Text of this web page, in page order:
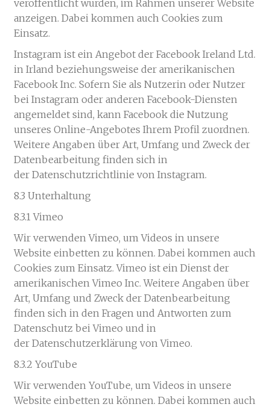
veröffentlicht wurden, im Rahmen unserer Website
anzeigen. Dabei kommen auch Cookies zum
Einsatz.
Instagram ist ein Angebot der Facebook Ireland Ltd.
in Irland beziehungsweise der amerikanischen
Facebook Inc. Sofern Sie als Nutzerin oder Nutzer
bei Instagram oder anderen Facebook-Diensten
angemeldet sind, kann Facebook die Nutzung
unseres Online-Angebotes Ihrem Profil zuordnen.
Weitere Angaben über Art, Umfang und Zweck der
Datenbearbeitung finden sich in
der Datenschutzrichtlinie von Instagram.
8.3 Unterhaltung
8.3.1 Vimeo
Wir verwenden Vimeo, um Videos in unsere
Website einbetten zu können. Dabei kommen auch
Cookies zum Einsatz. Vimeo ist ein Dienst der
amerikanischen Vimeo Inc. Weitere Angaben über
Art, Umfang und Zweck der Datenbearbeitung
finden sich in den Fragen und Antworten zum
Datenschutz bei Vimeo und in
der Datenschutzerklärung von Vimeo.
8.3.2 YouTube
Wir verwenden YouTube, um Videos in unsere
Website einbetten zu können. Dabei kommen auch